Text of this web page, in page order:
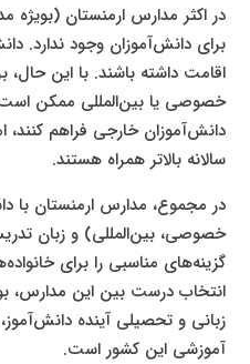
در اکثر مدارس ارمنستان (بویژه
برای دانش‌آموزان وجود ندارد.
اقامت داشته باشند. با این
خصوصی یا بین‌المللی ممکن است
دانش‌آموزان خارجی فراهم کنند،
سالانه بالاتر همراه هستند.
در مجموع، مدارس ارمنستان با
خصوصی، بین‌المللی) و زبان
گزینه‌های مناسبی را برای
انتخاب درست بین این مدارس،
زبانی و تحصیلی آینده
آموزشی این کشور است.